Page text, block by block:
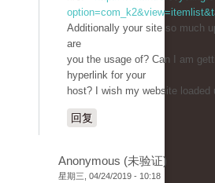
Additionally your site so much
are
you the usage of? Can I am
hyperlink for your
host? I wish my website
回复
Anonymous (未验证)
星期三, 04/24/2019 - 10:18